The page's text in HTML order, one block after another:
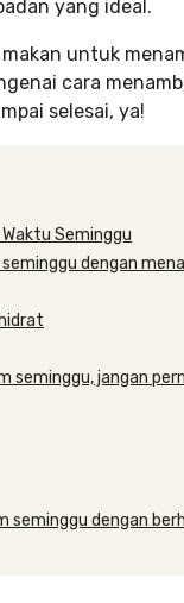
yang ideal.
untuk
cara
selesai, ya!
Seminggu
dengan
seminggu, jangan
seminggu dengan